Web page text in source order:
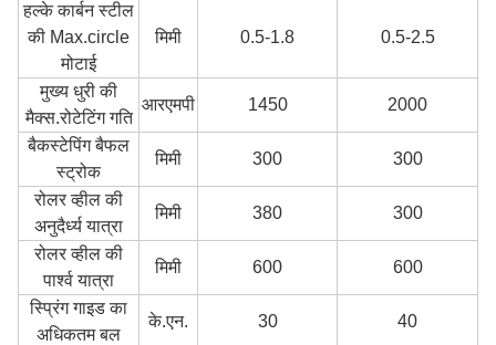
हल्के कार्बन स्टील
की Max.circle
मोटाई
मिमी 0.5-1.8 0.5-2.5
मुख्य धुरी की
मैक्स.रोटेटिंग गति
आरएमपी 1450 2000
बैकस्टेपिंग बैफल
स्ट्रोक
मिमी 300 300
रोलर व्हील की
अनुदैर्ध्य यात्रा
मिमी 380 300
रोलर व्हील की
पार्श्व यात्रा
मिमी 600 600
स्प्रिंग गाइड का
अधिकतम बल
के.एन. 30 40